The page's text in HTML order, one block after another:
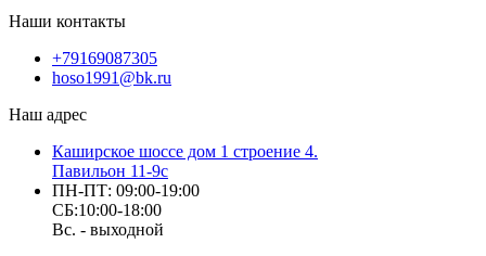
Наши контакты
+79169087305
hoso1991@bk.ru
Наш адрес
Каширское шоссе дом 1 строение 4.
Павильон 11-9с
ПН-ПТ: 09:00-19:00
СБ:10:00-18:00
Вс. - выходной